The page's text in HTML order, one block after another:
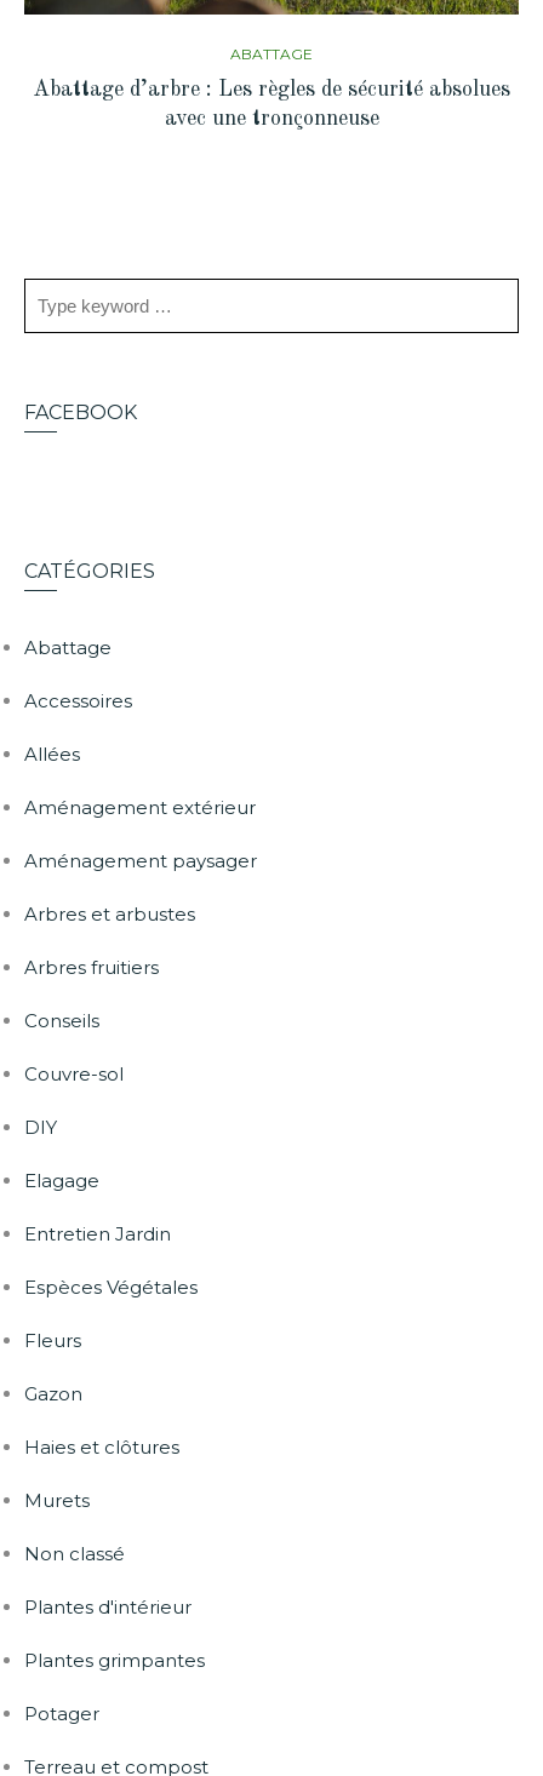
ABATTAGE
Abattage d’arbre : Les règles de sécurité absolues
avec une tronçonneuse
FACEBOOK
CATÉGORIES
Abattage
Accessoires
Allées
Aménagement extérieur
Aménagement paysager
Arbres et arbustes
Arbres fruitiers
Conseils
Couvre-sol
DIY
Elagage
Entretien Jardin
Espèces Végétales
Fleurs
Gazon
Haies et clôtures
Murets
Non classé
Plantes d'intérieur
Plantes grimpantes
Potager
Terreau et compost